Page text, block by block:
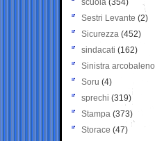
scuola (354)
Sestri Levante (2)
Sicurezza (452)
sindacati (162)
Sinistra arcobaleno
Soru (4)
sprechi (319)
Stampa (373)
Storace (47)